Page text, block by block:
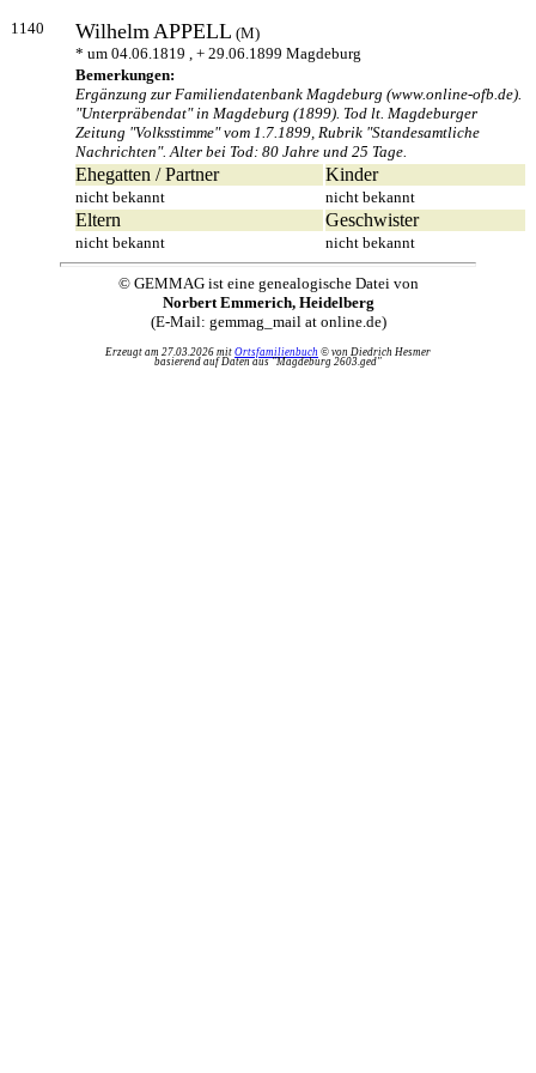
1140 WilhelmAPPELL (M)
* um 04.06.1819 , + 29.06.1899 Magdeburg
Bemerkungen:
Ergänzung zur Familiendatenbank Magdeburg (www.online-ofb.de).
"Unterpräbendat" in Magdeburg (1899). Tod lt. Magdeburger
Zeitung "Volksstimme" vom 1.7.1899, Rubrik "Standesamtliche
Nachrichten". Alter bei Tod: 80 Jahre und 25 Tage.
Ehegatten / Partner Kinder
nicht bekannt nicht bekannt
Eltern Geschwister
nicht bekannt nicht bekannt
© GEMMAG ist eine genealogische Datei von
Norbert Emmerich, Heidelberg
(E-Mail: gemmag_mail at online.de)
Erzeugt am 27.03.2026 mit Ortsfamilienbuch © von Diedrich Hesmer
basierend auf Daten aus "Magdeburg 2603.ged"